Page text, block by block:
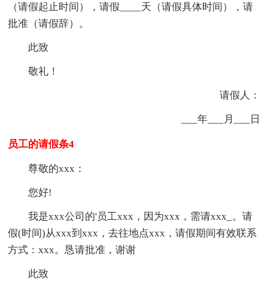
（请假起止时间），请假____天（请假具体时间），请
批准（请假辞）。
此致
敬礼！
请假人：
___年___月___日
员工的请假条4
尊敬的xxx：
您好!
我是xxx公司的'员工xxx，因为xxx，需请xxx_。请
假(时间)从xxx到xxx，去往地点xxx，请假期间有效联系
方式：xxx。恳请批准，谢谢
此致